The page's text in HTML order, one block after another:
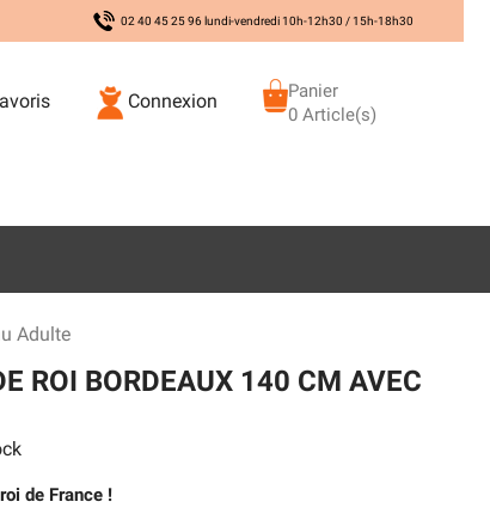
02 40 45 25 96 lundi-vendredi 10h-12h30 / 15h-18h30
Connexion
Panier
0 Article(s)
Adulte
ROI BORDEAUX 140 CM AVEC
de France !